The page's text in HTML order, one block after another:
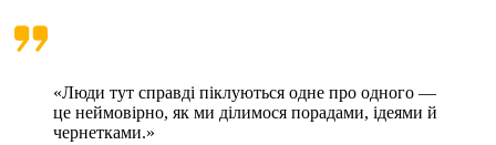
«Люди тут справді піклуються одне про одного —
це неймовірно, як ми ділимося порадами, ідеями й
чернетками.»